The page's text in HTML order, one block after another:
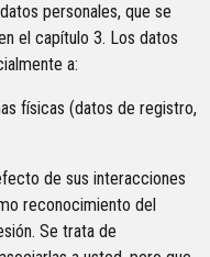
personales, que se
el capítulo 3. Los datos
a:
físicas (datos de registro,
de sus interacciones
reconocimiento del
Se trata de